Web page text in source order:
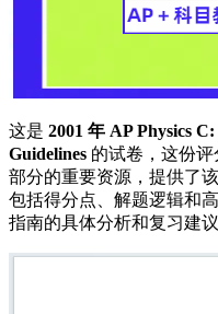
这是 2001 年 AP Physics
Guidelines 的试卷，这份评
部分的重要资源，提供了
包括得分点、解题逻辑和
指南的具体分析和复习建议